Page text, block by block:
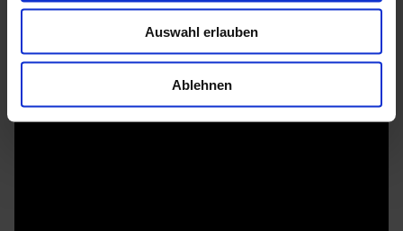
Auswahl erlauben
Ablehnen
Mehr zu HGM Gartenhäuser